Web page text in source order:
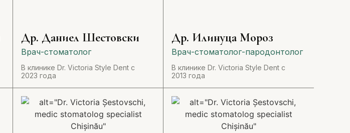
Др. Даниел Шестовски
Врач-стоматолог
В клинике Dr. Victoria Style Dent с
2023 года
Др. Илинуца Мороз
Врач-стоматолог-пародонтолог
В клинике Dr. Victoria Style Dent с
2013 года